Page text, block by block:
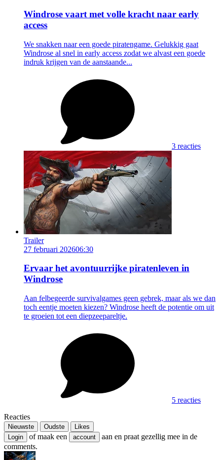
Windrose vaart met volle kracht naar early
access
We snakken naar een goede piratengame. Gelukkig gaat
Windrose al snel in early access zodat we alvast een goede
indruk krijgen van de aanstaande...
3 reacties
Trailer
27 februari 202606:30
Ervaar het avontuurrijke piratenleven in
Windrose
Aan felbegeerde survivalgames geen gebrek, maar als we dan
toch eentje moeten kiezen? Windrose heeft de potentie om uit
te groeien tot een diepzeepareltje.
5 reacties
Reacties
Nieuwste Oudste
Likes
Login
of maak een account
aan en praat gezellig mee in de
comments.